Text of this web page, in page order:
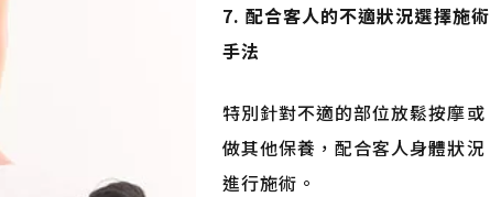
7. 配合客人的不適狀況選擇施術
手法
特別針對不適的部位放鬆按摩或
做其他保養，配合客人身體狀況
進行施術。